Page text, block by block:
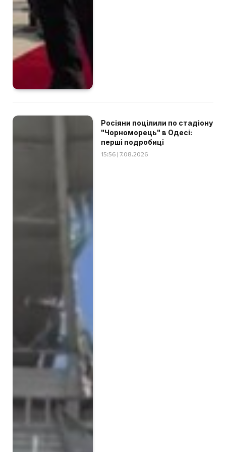
Росіяни поцілили по стадіону
"Чорноморець" в Одесі:
перші подробиці
15:56 | 7.08.2026